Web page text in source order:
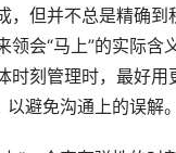
，但并不总是精确到
领会“马上”的实际含
时刻管理时，最好用
以避免沟通上的误解。